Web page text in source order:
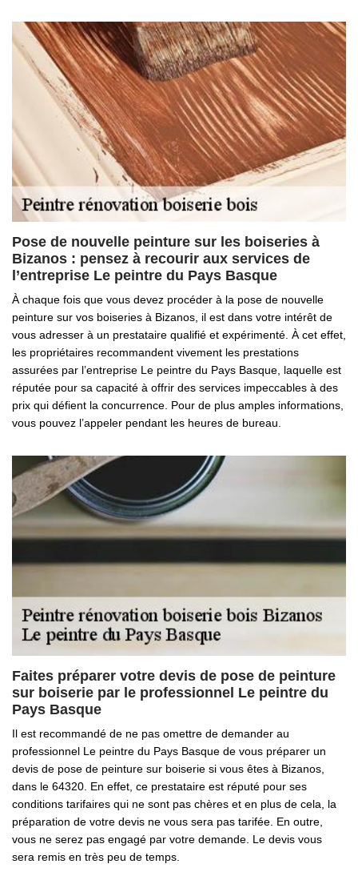
Pose de nouvelle peinture sur les boiseries à
Bizanos : pensez à recourir aux services de
l’entreprise Le peintre du Pays Basque
À chaque fois que vous devez procéder à la pose de nouvelle
peinture sur vos boiseries à Bizanos, il est dans votre intérêt de
vous adresser à un prestataire qualifié et expérimenté. À cet effet,
les propriétaires recommandent vivement les prestations
assurées par l’entreprise Le peintre du Pays Basque, laquelle est
réputée pour sa capacité à offrir des services impeccables à des
prix qui défient la concurrence. Pour de plus amples informations,
vous pouvez l’appeler pendant les heures de bureau.
Faites préparer votre devis de pose de peinture
sur boiserie par le professionnel Le peintre du
Pays Basque
Il est recommandé de ne pas omettre de demander au
professionnel Le peintre du Pays Basque de vous préparer un
devis de pose de peinture sur boiserie si vous êtes à Bizanos,
dans le 64320. En effet, ce prestataire est réputé pour ses
conditions tarifaires qui ne sont pas chères et en plus de cela, la
préparation de votre devis ne vous sera pas tarifée. En outre,
vous ne serez pas engagé par votre demande. Le devis vous
sera remis en très peu de temps.